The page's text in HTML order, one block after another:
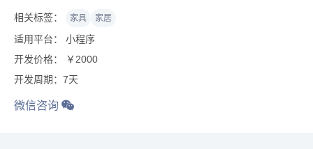
相关标签： 家具 家居
适用平台： 小程序
开发价格： ￥2000
开发周期：7天
微信咨询